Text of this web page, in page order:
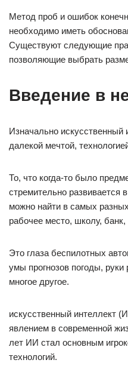
Метод проб и ошибок
необходимо иметь
Существуют следующие
позволяющие выбрать
Введение в
Изначально искусственный
далекой мечтой,
То, что когда-то было
стремительно развивается
можно найти в самых
рабочее место, школу,
Это глаза беспилотных
умы прогнозов погоды, руки
многое другое.
искусственный интеллект
явлением в современной
лет ИИ стал основным
технологий.